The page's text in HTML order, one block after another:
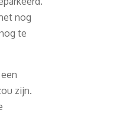
nog
te
zijn.